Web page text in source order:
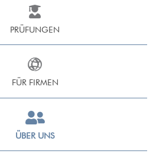
PRÜFUNGEN
FÜR FIRMEN
ÜBER UNS